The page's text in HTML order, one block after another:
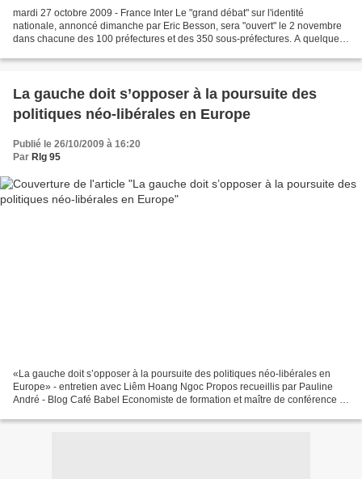
mardi 27 octobre 2009 - France Inter Le "grand débat" sur l'identité
nationale, annoncé dimanche par Eric Besson, sera "ouvert" le 2 novembre
dans chacune des 100 préfectures et des 350 sous-préfectures. A quelques
La gauche doit s’opposer à la poursuite des
politiques néo-libérales en Europe
Publié le 26/10/2009 à 16:20
Par Rlg 95
«La gauche doit s’opposer à la poursuite des politiques néo-libérales en
Europe» - entretien avec Liêm Hoang Ngoc Propos recueillis par Pauline
André - Blog Café Babel Economiste de formation et maître de conférence à